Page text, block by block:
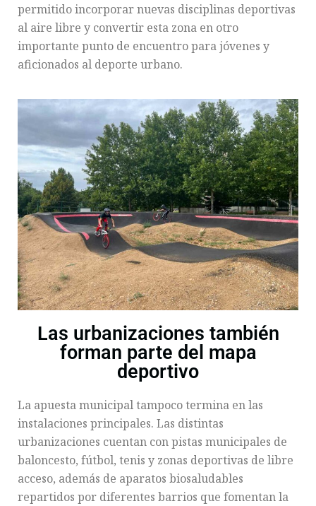
permitido incorporar nuevas disciplinas deportivas
al aire libre y convertir esta zona en otro
importante punto de encuentro para jóvenes y
aficionados al deporte urbano.
Las urbanizaciones también
forman parte del mapa
deportivo
La apuesta municipal tampoco termina en las
instalaciones principales. Las distintas
urbanizaciones cuentan con pistas municipales de
baloncesto, fútbol, tenis y zonas deportivas de libre
acceso, además de aparatos biosaludables
repartidos por diferentes barrios que fomentan la